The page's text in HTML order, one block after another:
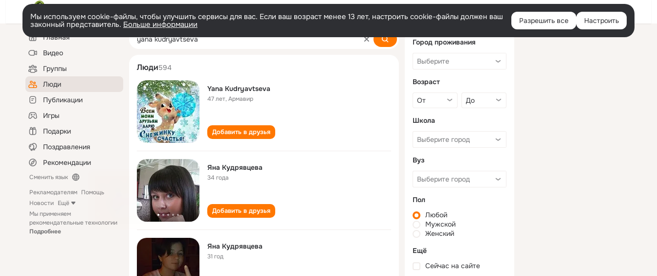
Войти
Мы используем cookie-файлы, чтобы улучшить сервисы для вас. Если ваш возраст менее 13 лет, настроить cookie-файлы должен ваш
законный представитель. Больше информации Разрешить все Настроить
Левая
колонкаГлавная
Видео
Группы
Люди
Публикации
Игры
Подарки
Поздравления
Рекомендации
Сменить язык
Рекламодателям Помощь
Новости Ещё
Мы применяем
рекомендательные технологии
Подробнее
yana kudryavtseva
Люди594
Yana Kudryavtseva
47 лет,Армавир
Добавить в друзья
Яна Кудрявцева
34 года
Добавить в друзья
Яна Кудрявцева
31 год
Город проживания
Возраст
Школа
Вуз
Пол
Любой
Мужской
Женский
Ещё
Сейчас на сайте